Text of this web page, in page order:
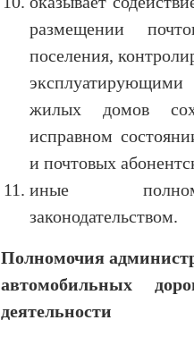
размещении
поселения,
жилых домов
исправном
и почтовых
иные
законодательством.
Полномочия
автомобильных
деятельности